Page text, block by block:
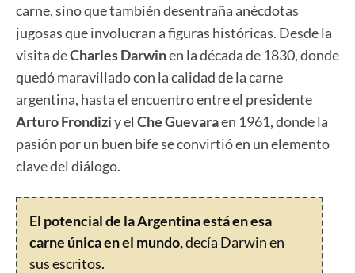
carne, sino que también desentraña anécdotas
jugosas que involucran a figuras históricas. Desde la
visita deCharles Darwinen la década de 1830, donde
quedó maravillado con la calidad de la carne
argentina, hasta el encuentro entre el presidente
Arturo Frondiziy el Che Guevaraen 1961, donde la
pasión por un buen bife se convirtió en un elemento
clave del diálogo.
El potencial de la Argentina está en esa
carne única en el mundo,decía Darwin en
sus escritos.